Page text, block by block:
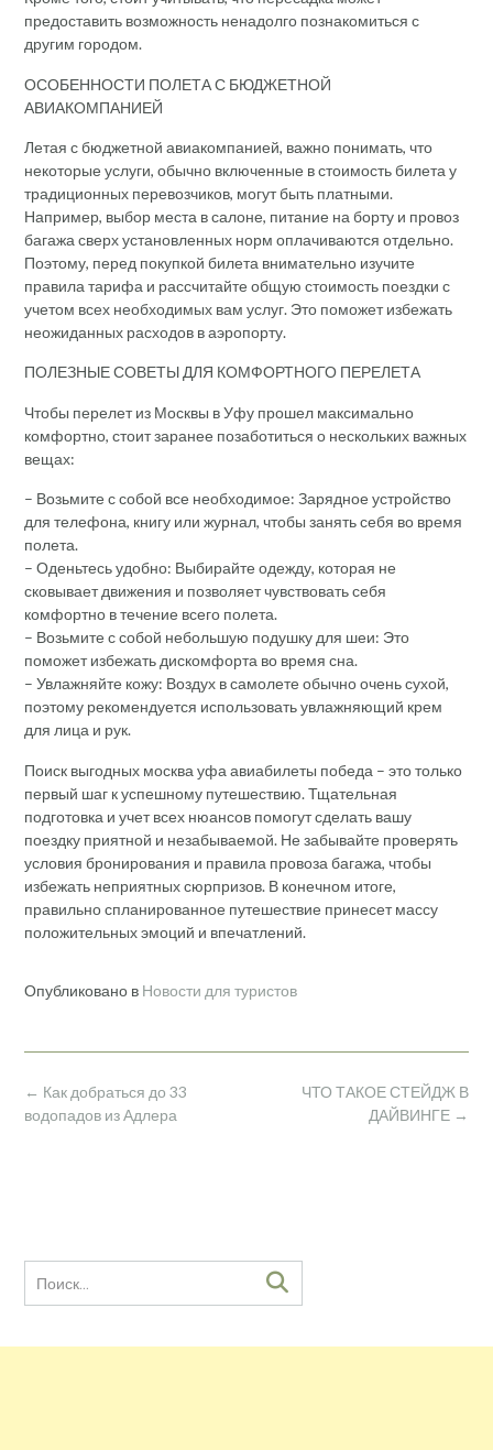
предоставить возможность ненадолго познакомиться с
другим городом.
ОСОБЕННОСТИ ПОЛЕТА С БЮДЖЕТНОЙ
АВИАКОМПАНИЕЙ
Летая с бюджетной авиакомпанией, важно понимать, что
некоторые услуги, обычно включенные в стоимость билета у
традиционных перевозчиков, могут быть платными.
Например, выбор места в салоне, питание на борту и провоз
багажа сверх установленных норм оплачиваются отдельно.
Поэтому, перед покупкой билета внимательно изучите
правила тарифа и рассчитайте общую стоимость поездки с
учетом всех необходимых вам услуг. Это поможет избежать
неожиданных расходов в аэропорту.
ПОЛЕЗНЫЕ СОВЕТЫ ДЛЯ КОМФОРТНОГО ПЕРЕЛЕТА
Чтобы перелет из Москвы в Уфу прошел максимально
комфортно, стоит заранее позаботиться о нескольких важных
вещах:
– Возьмите с собой все необходимое: Зарядное устройство
для телефона, книгу или журнал, чтобы занять себя во время
полета.
– Оденьтесь удобно: Выбирайте одежду, которая не
сковывает движения и позволяет чувствовать себя
комфортно в течение всего полета.
– Возьмите с собой небольшую подушку для шеи: Это
поможет избежать дискомфорта во время сна.
– Увлажняйте кожу: Воздух в самолете обычно очень сухой,
поэтому рекомендуется использовать увлажняющий крем
для лица и рук.
Поиск выгодных москва уфа авиабилеты победа – это только
первый шаг к успешному путешествию. Тщательная
подготовка и учет всех нюансов помогут сделать вашу
поездку приятной и незабываемой. Не забывайте проверять
условия бронирования и правила провоза багажа, чтобы
избежать неприятных сюрпризов. В конечном итоге,
правильно спланированное путешествие принесет массу
положительных эмоций и впечатлений.
Опубликовано в Новости для туристов
Навигация
по
ЧТО ТАКОЕ СТЕЙДЖ В
ДАЙВИНГЕ →
← Как добраться до 33
водопадов из Адлера